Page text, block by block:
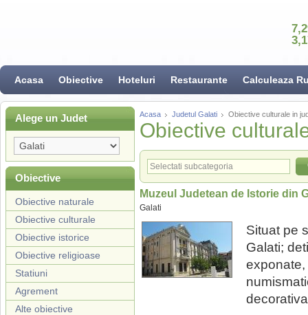
Acasa Obiective Hoteluri Restaurante Calculeaza
Alege un Judet
Obiective
Obiective naturale
Obiective culturale
Obiective istorice
Obiective religioase
Statiuni
Agrement
Alte obiective
Acasa Judetul Galati Obiective culturale in
Obiective
Muzeul Judetean de Istorie din
Galati
Situat pe
Galati;